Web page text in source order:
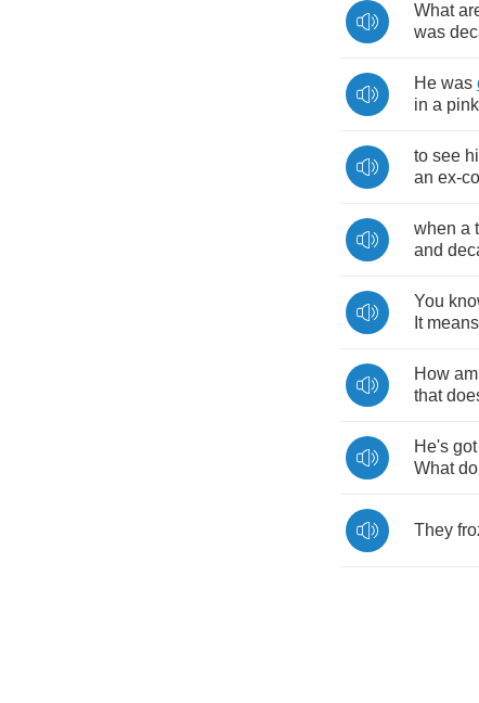
What
was
He was
in a pink
to see
an ex-
when a
and
You
It means
How am
that
He's got
What do
They